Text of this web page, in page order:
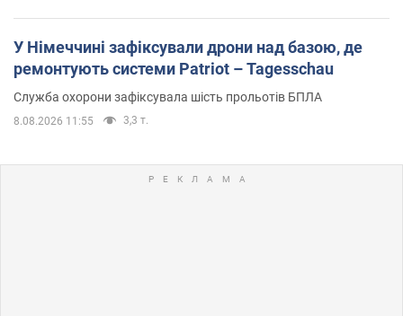
У Німеччині зафіксували дрони над базою, де
ремонтують системи Patriot – Tagesschau
Служба охорони зафіксувала шість прольотів БПЛА
8.08.2026 11:55 3,3 т.